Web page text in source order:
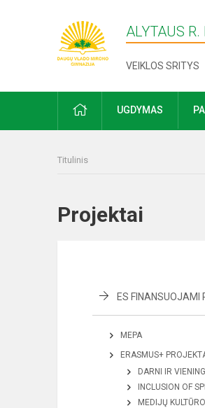
ALYTAUS
VEIKLOS SRITYS
PRADŽIAUGDYMAS
Titulinis
Projektai
ES FINANSUOJAMI
MEPA
ERASMUS+
DARNI IR
INCLUSION OF
MEDIJŲ